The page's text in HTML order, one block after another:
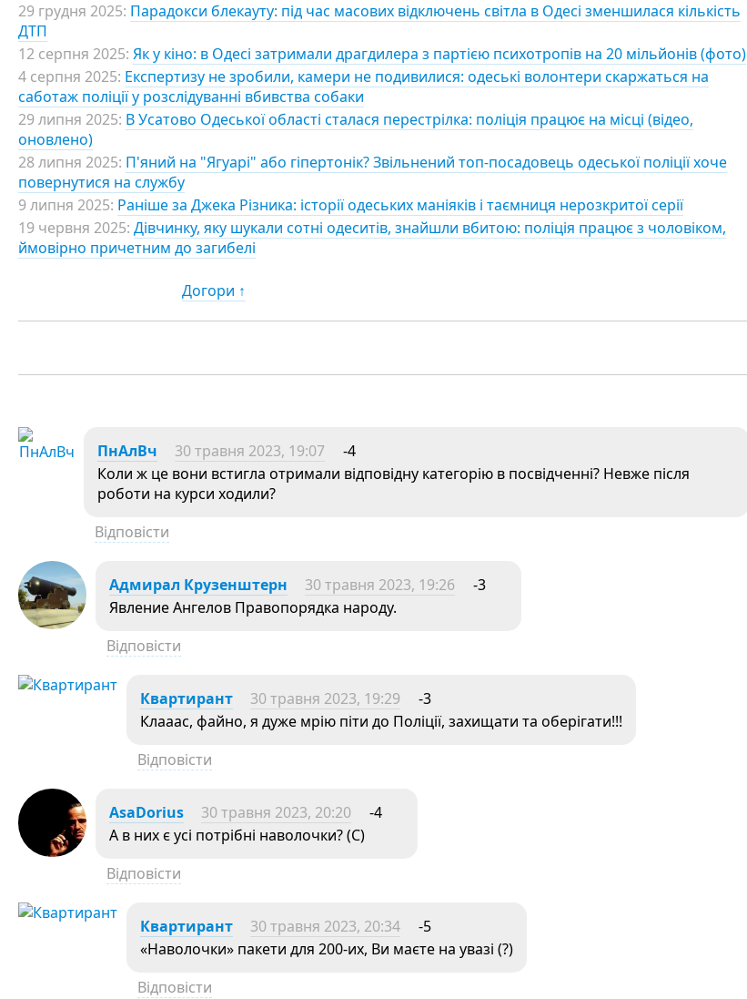
29 грудня 2025: Парадокси блекауту: під час масових відключень світла в Одесі зменшилася кількість
ДТП
12 серпня 2025: Як у кіно: в Одесі затримали драгдилера з партією психотропів на 20 мільйонів (фото)
4 серпня 2025: Експертизу не зробили, камери не подивилися: одеські волонтери скаржаться на
саботаж поліції у розслідуванні вбивства собаки
29 липня 2025: В Усатово Одеської області сталася перестрілка: поліція працює на місці (відео,
оновлено)
28 липня 2025: П'яний на "Ягуарі" або гіпертонік? Звільнений топ-посадовець одеської поліції хоче
повернутися на службу
9 липня 2025: Раніше за Джека Різника: історії одеських маніяків і таємниця нерозкритої серії
19 червня 2025: Дівчинку, яку шукали сотні одеситів, знайшли вбитою: поліція працює з чоловіком,
ймовірно причетним до загибелі
Догори ↑
ПнАлВч 30 травня 2023, 19:07
-4
Коли ж це вони встигла отримали відповідну категорію в посвідченні? Невже після
роботи на курси ходили?
Відповісти
Адмирал Крузенштерн 30 травня 2023, 19:26
-3
Явление Ангелов Правопорядка народу.
Відповісти
Квартирант 30 травня 2023, 19:29
-3
Клааас, файно, я дуже мрію піти до Поліції, захищати та оберігати!!!
Відповісти
AsaDorius 30 травня 2023, 20:20
-4
А в них є усі потрібні наволочки? (С)
Відповісти
Квартирант 30 травня 2023, 20:34
-5
«Наволочки» пакети для 200-их, Ви маєте на увазі (?)
Відповісти